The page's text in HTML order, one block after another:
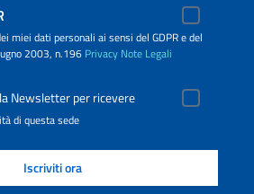
miei dati personali ai sensi del GDPR e del
2003, n.196 Privacy Note Legali
Newsletter per ricevere
di questa sede